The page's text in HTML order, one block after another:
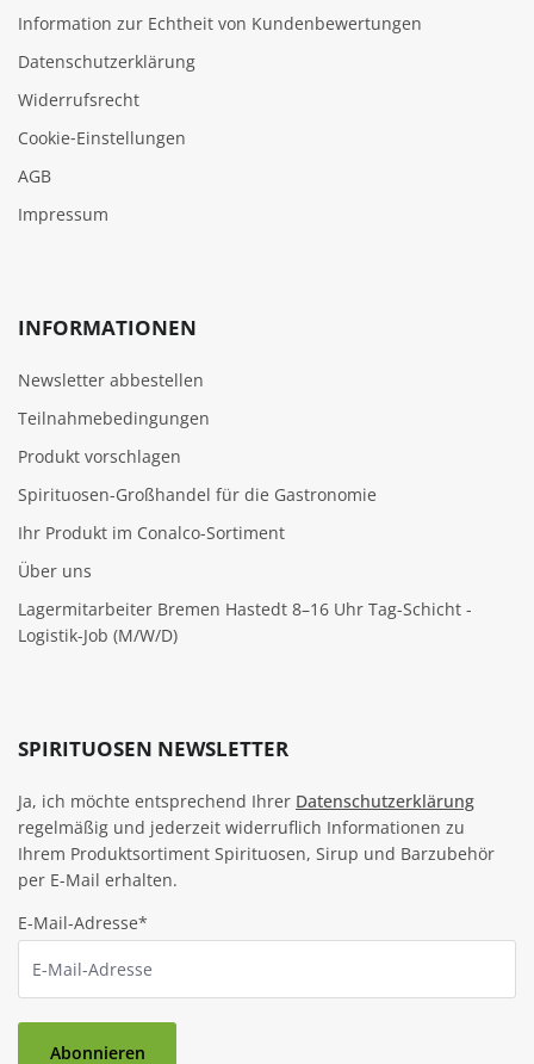
Information zur Echtheit von Kundenbewertungen
Datenschutzerklärung
Widerrufsrecht
Cookie‑Einstellungen
AGB
Impressum
INFORMATIONEN
Newsletter abbestellen
Teilnahmebedingungen
Produkt vorschlagen
Spirituosen-Großhandel für die Gastronomie
Ihr Produkt im Conalco-Sortiment
Über uns
Lagermitarbeiter Bremen Hastedt 8–16 Uhr Tag-Schicht -
Logistik-Job (M/W/D)
SPIRITUOSEN NEWSLETTER
Ja, ich möchte entsprechend Ihrer Datenschutzerklärung
regelmäßig und jederzeit widerruflich Informationen zu
Ihrem Produktsortiment Spirituosen, Sirup und Barzubehör
per E-Mail erhalten.
E-Mail-Adresse*
Abonnieren